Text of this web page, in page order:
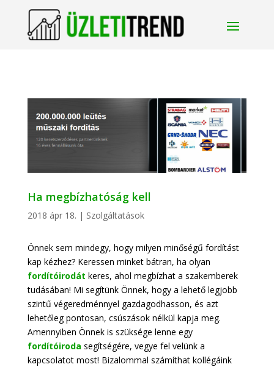
Ha megbízhatóság kell
2018 ápr 18. | Szolgáltatások
Önnek sem mindegy, hogy milyen minőségű fordítást
kap kézhez? Keressen minket bátran, ha olyan
fordítóirodát keres, ahol megbízhat a szakemberek
tudásában! Mi segítünk Önnek, hogy a lehető legjobb
szintű végeredménnyel gazdagodhasson, és azt
lehetőleg pontosan, csúszások nélkül kapja meg.
Amennyiben Önnek is szüksége lenne egy
fordítóiroda segítségére, vegye fel velünk a
kapcsolatot most! Bizalommal számíthat kollégáink